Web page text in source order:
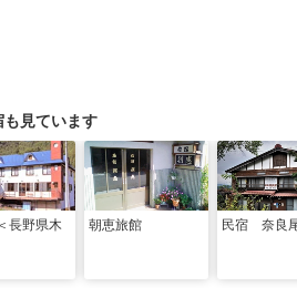
も見ています
長野県木
朝恵旅館 民宿 奈良